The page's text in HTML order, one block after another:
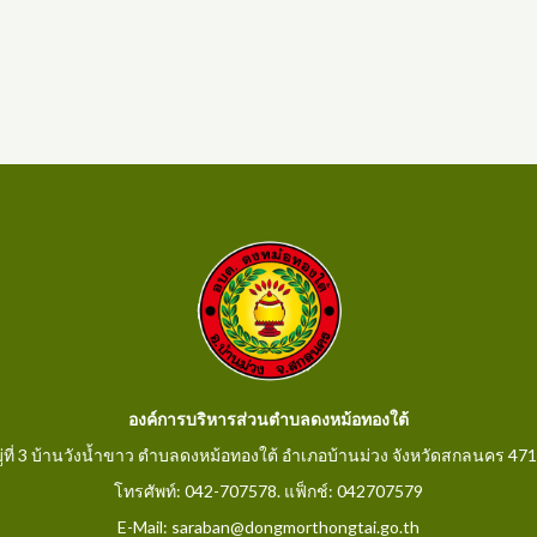
องค์การบริหารส่วนตำบลดงหม้อทองใต้
3 บ้านวังน้ำขาว ตำบลดงหม้อทองใต้ อำเภอบ้านม่วง จังหวัดสกลนคร
โทรศัพท์: 042-707578. แฟ็กช์: 042707579
E-Mail: saraban@dongmorthongtai.go.th